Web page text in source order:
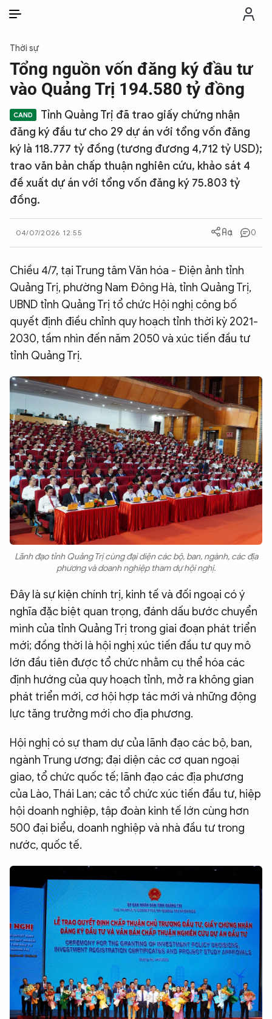
THỜI SỰ
CHỐNG DIỄN BIẾN HÒA BÌNH
CÔNG AN TRONG LÒNG DÂN
CÔNG NGHỆ
QUỐC TẾ
VĂN HÓA - THỂ THAO
BẠN ĐỌC & CAND
ĐA PHƯƠNG TIỆN
eMagazine
Podcast
Video Ảnh
Infographic
Chuyên trangAn ninh thế giớiVăn nghệ Công an
Chuyên đề
Thời sự
Tổng nguồn vốn đăng ký đầu tư
vào Quảng Trị 194.580 tỷ đồng
Tỉnh Quảng Trị đã trao giấy chứng nhận
đăng ký đầu tư cho 29 dự án với tổng vốn đăng
ký là 118.777 tỷ đồng (tương đương 4,712 tỷ USD);
trao văn bản chấp thuận nghiên cứu, khảo sát 4
đề xuất dự án với tổng vốn đăng ký 75.803 tỷ
đồng.
04/07/2026 12:55 0
Chiều 4/7, tại Trung tâm Văn hóa - Điện ảnh tỉnh
Quảng Trị, phường Nam Đông Hà, tỉnh Quảng Trị,
UBND tỉnh Quảng Trị tổ chức Hội nghị công bố
quyết định điều chỉnh quy hoạch tỉnh thời kỳ 2021-
2030, tầm nhìn đến năm 2050 và xúc tiến đầu tư
tỉnh Quảng Trị.
Lãnh đạo tỉnh Quảng Trị cùng đại diện các bộ, ban, ngành, các địa
phương và doanh nghiệp tham dự hội nghị.
Đây là sự kiện chính trị, kinh tế và đối ngoại có ý
nghĩa đặc biệt quan trọng, đánh dấu bước chuyển
mình của tỉnh Quảng Trị trong giai đoạn phát triển
mới; đồng thời là hội nghị xúc tiến đầu tư quy mô
lớn đầu tiên được tổ chức nhằm cụ thể hóa các
định hướng của quy hoạch tỉnh, mở ra không gian
phát triển mới, cơ hội hợp tác mới và những động
lực tăng trưởng mới cho địa phương.
Hội nghị có sự tham dự của lãnh đạo các bộ, ban,
ngành Trung ương; đại diện các cơ quan ngoại
giao, tổ chức quốc tế; lãnh đạo các địa phương
của Lào, Thái Lan; các tổ chức xúc tiến đầu tư, hiệp
hội doanh nghiệp, tập đoàn kinh tế lớn cùng hơn
500 đại biểu, doanh nghiệp và nhà đầu tư trong
nước, quốc tế.